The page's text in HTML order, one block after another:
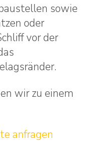
sowie
oder
vor der
wir zu einem
anfragen